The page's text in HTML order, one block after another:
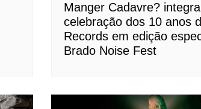
Manger Cadavre? integra
celebração dos 10 anos
Records em edição
Brado Noise Fest